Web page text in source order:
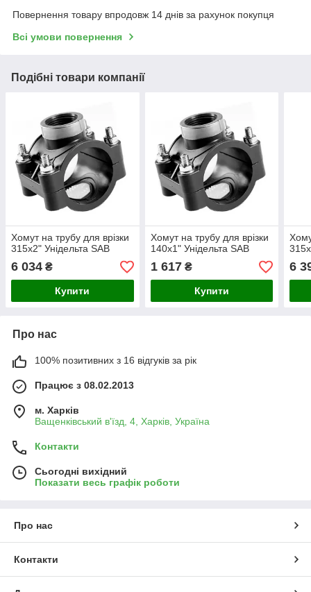
Повернення товару впродовж 14 днів за рахунок покупця
Всі умови повернення
Подібні товари компанії
Хомут на трубу для врізки
315х2" Унідельта SAB
6 034 ₴
Купити
Хомут на трубу для врізки
140х1" Унідельта SAB
1 617₴
Купити
6
Про нас
100% позитивних з 16 відгуків за рік
Працює з 08.02.2013
м. Харків
Ващенківський в'їзд, 4, Харків, Україна
Контакти
Сьогодні вихідний
Показати весь графік роботи
Про нас
Контакти